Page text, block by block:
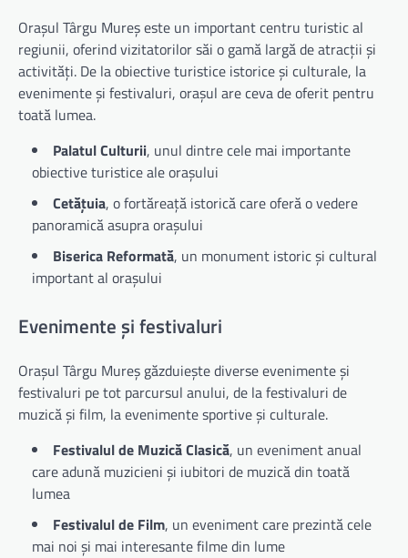
Orașul Târgu Mureș este un important centru turistic al
regiunii, oferind vizitatorilor săi o gamă largă de atracții și
activități. De la obiective turistice istorice și culturale, la
evenimente și festivaluri, orașul are ceva de oferit pentru
toată lumea.
Palatul Culturii, unul dintre cele mai importante
obiective turistice ale orașului
Cetățuia, o fortăreață istorică care oferă o vedere
panoramică asupra orașului
Biserica Reformată, un monument istoric și cultural
important al orașului
Evenimente și festivaluri
Orașul Târgu Mureș găzduiește diverse evenimente și
festivaluri pe tot parcursul anului, de la festivaluri de
muzică și film, la evenimente sportive și culturale.
Festivalul de Muzică Clasică, un eveniment anual
care adună muzicieni și iubitori de muzică din toată
lumea
Festivalul de Film, un eveniment care prezintă cele
mai noi și mai interesante filme din lume